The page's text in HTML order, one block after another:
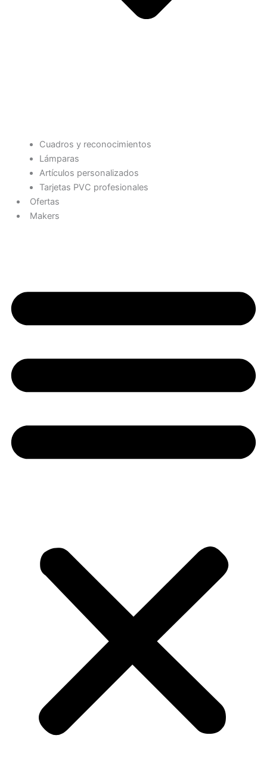
Cuadros y reconocimientos
Lámparas
Artículos personalizados
Tarjetas PVC profesionales
Ofertas
Makers